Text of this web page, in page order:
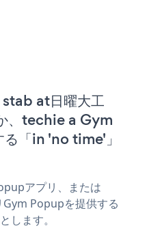
at日曜大工
、techie a Gym
「in 'no time'」
アプリ、または
Popupを提供する
ます。